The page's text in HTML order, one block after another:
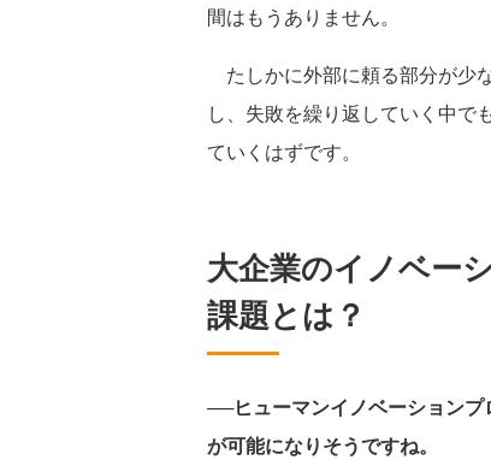
間はもうありません。
たしかに外部に頼る部分が少
し、失敗を繰り返していく中で
ていくはずです。
大企業のイノベー
課題とは？
──ヒューマンイノベーション
が可能になりそうですね。